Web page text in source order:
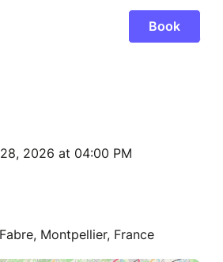
une ambiance dynamique et
2026 at 04:00 PM
Montpellier, France